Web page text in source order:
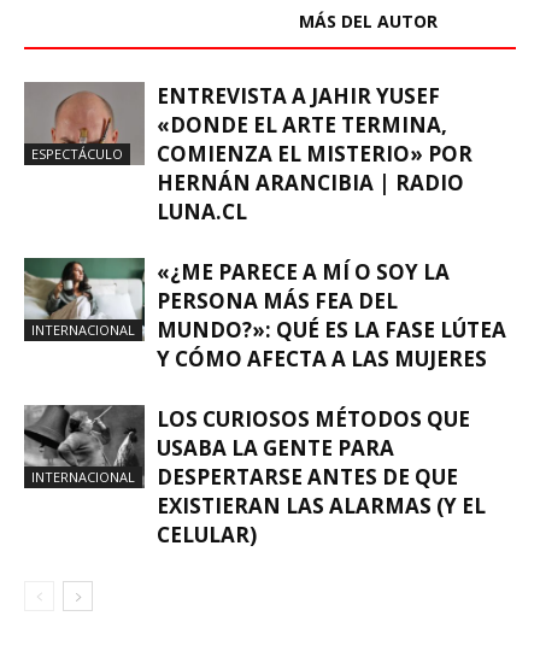
MÁS DEL AUTOR
ESPECTÁCULO
ENTREVISTA A JAHIR YUSEF
«DONDE EL ARTE TERMINA,
COMIENZA EL MISTERIO» POR
HERNÁN ARANCIBIA | RADIO
LUNA.CL
INTERNACIONAL
«¿ME PARECE A MÍ O SOY LA
PERSONA MÁS FEA DEL
MUNDO?»: QUÉ ES LA FASE LÚTEA
Y CÓMO AFECTA A LAS MUJERES
INTERNACIONAL
LOS CURIOSOS MÉTODOS QUE
USABA LA GENTE PARA
DESPERTARSE ANTES DE QUE
EXISTIERAN LAS ALARMAS (Y EL
CELULAR)